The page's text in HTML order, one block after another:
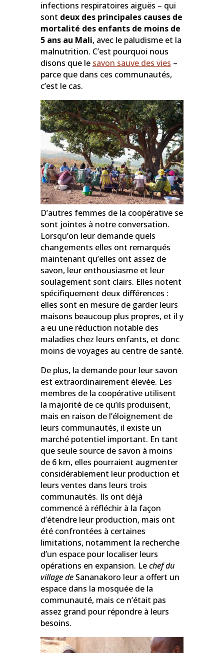
infections respiratoires aiguës – qui
sont deux des principales causes de
mortalité des enfants de moins de
5 ans au Mali, avec le paludisme et la
malnutrition. C’est pourquoi nous
disons que le savon sauve des vies –
parce que dans ces communautés,
c’est le cas.
D’autres femmes de la coopérative se
sont jointes à notre conversation.
Lorsqu’on leur demande quels
changements elles ont remarqués
maintenant qu’elles ont assez de
savon, leur enthousiasme et leur
soulagement sont clairs. Elles notent
spécifiquement deux différences :
elles sont en mesure de garder leurs
maisons beaucoup plus propres, et il y
a eu une réduction notable des
maladies chez leurs enfants, et donc
moins de voyages au centre de santé.
De plus, la demande pour leur savon
est extraordinairement élevée. Les
membres de la coopérative utilisent
la majorité de ce qu’ils produisent,
mais en raison de l’éloignement de
leurs communautés, il existe un
marché potentiel important. En tant
que seule source de savon à moins
de 6 km, elles pourraient augmenter
considérablement leur production et
leurs ventes dans leurs trois
communautés. Ils ont déjà
commencé à réfléchir à la façon
d’étendre leur production, mais ont
été confrontées à certaines
limitations, notamment la recherche
d’un espace pour localiser leurs
opérations en expansion. Lechef du
village deSananakoro leur a offert un
espace dans la mosquée de la
communauté, mais ce n’était pas
assez grand pour répondre à leurs
besoins.